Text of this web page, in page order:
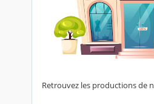
Retrouvez les productions de